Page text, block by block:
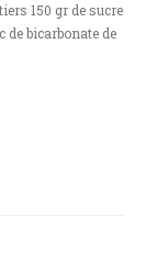
150 gr de sucre
de bicarbonate de